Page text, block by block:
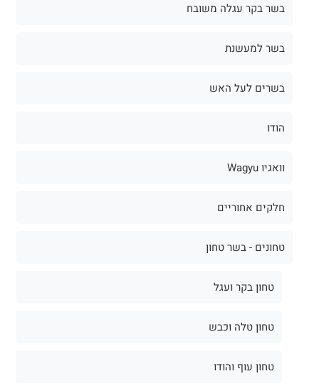
בשר בקר עגלה משובח
בשר למעשנת
בשרים לעל האש
הודו
וואגיו Wagyu
חלקים אחוריים
טחונים - בשר טחון
טחון בקר ועגל
טחון טלה וכבש
טחון עוף והודו